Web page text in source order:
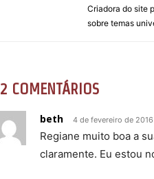
Criadora do site
sobre temas
2 COMENTÁRIOS
beth 4 de fevereiro de
Regiane muito boa a
claramente. Eu estou